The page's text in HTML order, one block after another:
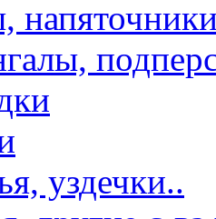
уздечки..